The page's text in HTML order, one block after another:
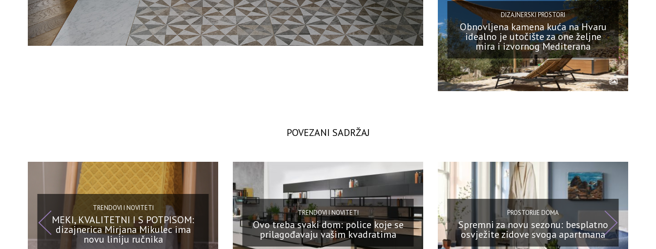
DIZAJNERSKI PROSTORI
Obnovljena kamena kuća na Hvaru
idealno je utočište za one željne
mira i izvornog Mediterana
POVEZANI SADRŽAJ
TRENDOVI I NOVITETI
MEKI, KVALITETNI I S POTPISOM:
dizajnerica Mirjana Mikulec ima
novu liniju ručnika
TRENDOVI I NOVITETI
Ovo treba svaki dom: police koje se
prilagođavaju vašim kvadratima
PROSTORIJE DOMA
Spremni za novu sezonu: besplatno
osvježite zidove svoga apartmana